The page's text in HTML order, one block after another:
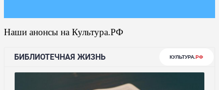
Наши анонсы на Культура.РФ